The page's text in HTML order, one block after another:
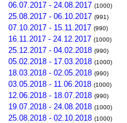
06.07.2017 - 24.08.2017 (1000)
25.08.2017 - 06.10.2017 (991)
07.10.2017 - 15.11.2017 (990)
16.11.2017 - 24.12.2017 (1000)
25.12.2017 - 04.02.2018 (990)
05.02.2018 - 17.03.2018 (1000)
18.03.2018 - 02.05.2018 (990)
03.05.2018 - 11.06.2018 (1000)
12.06.2018 - 18.07.2018 (990)
19.07.2018 - 24.08.2018 (1000)
25.08.2018 - 02.10.2018 (1000)